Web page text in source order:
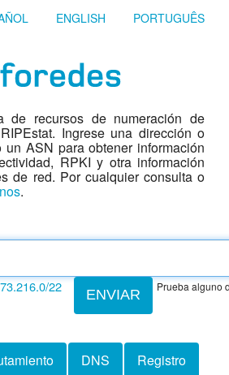
ENGLISH PORTUGUÊS
de recursos de numeración de
Ingrese una dirección o
ASN para obtener información
RPKI y otra información
de red. Por cualquier consulta o
.
ENVIAR
22 Prueba alguno
DNS
Registro